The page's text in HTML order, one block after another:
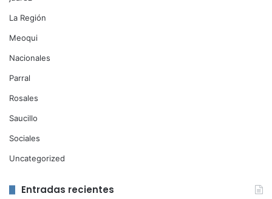
La Región
Meoqui
Nacionales
Parral
Rosales
Saucillo
Sociales
Uncategorized
Entradas recientes